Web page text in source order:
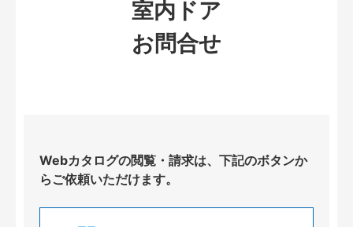
室内ドア
お問合せ
Webカタログの閲覧・請求は、下記のボタンか
らご依頼いただけます。